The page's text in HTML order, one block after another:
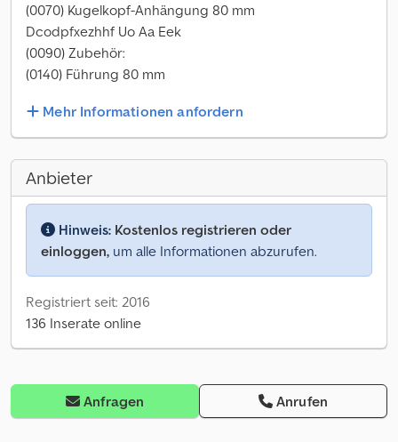
(0070) Kugelkopf-Anhängung 80 mm
Dcodpfxezhhf Uo Aa Eek
(0090) Zubehör:
(0140) Führung 80 mm
Mehr Informationen anfordern
Anbieter
Hinweis: Kostenlos registrieren oder
einloggen, um alle Informationen abzurufen.
Registriert seit: 2016
136 Inserate online
Anfragen Anrufen